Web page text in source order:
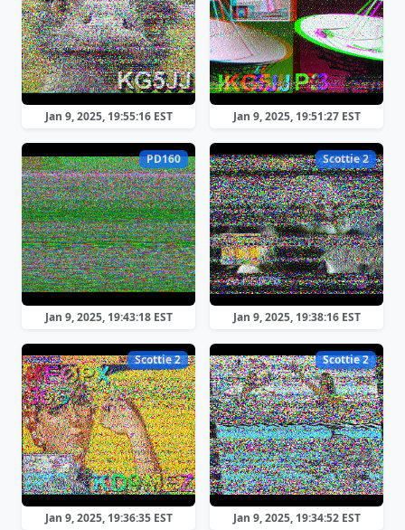
Jan 9, 2025, 19:55:16 EST Jan 9, 2025, 19:51:27 EST
PD160
Jan 9, 2025, 19:43:18 EST
Scottie 2
Jan 9, 2025, 19:38:16 EST
Scottie 2
Jan 9, 2025, 19:36:35 EST
Scottie 2
Jan 9, 2025, 19:34:52 EST